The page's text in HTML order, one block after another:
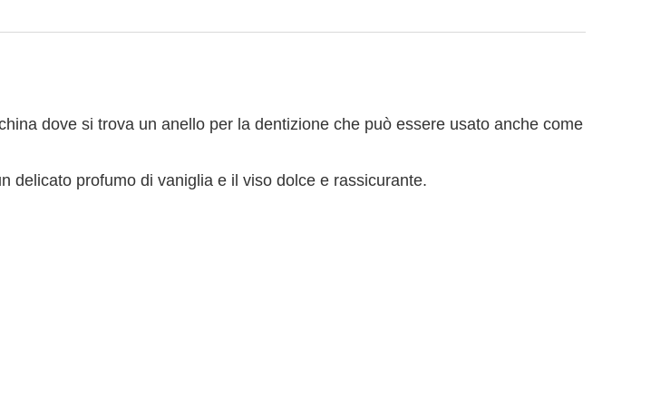
dove si trova un anello per la dentizione che può essere usato anche come
delicato profumo di vaniglia e il viso dolce e rassicurante.